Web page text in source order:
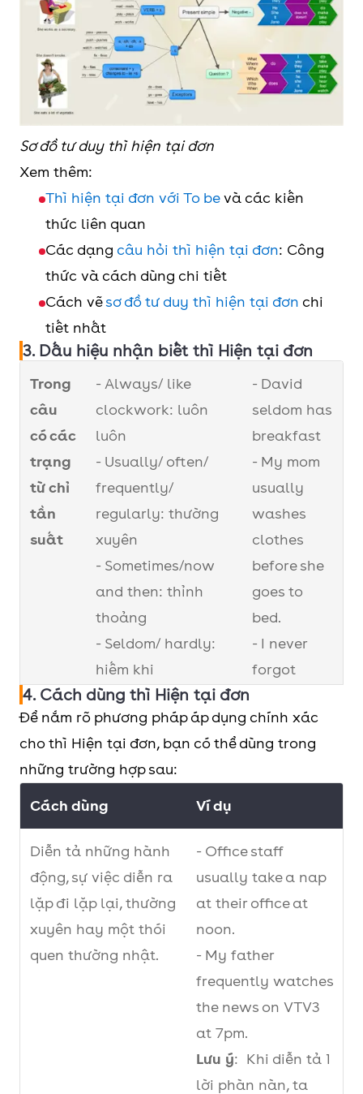
am/are/is.
- No, S + am
not/aren’t/isn’t.
không?)
Câu
hỏi
bắt
Wh- + do/does
(not) + S +
V(nguyên thể)
mother do? (Mẹ
Câu
hỏi
bắt
đầu
bằng
Wh-
Wh- +
am/are/is (not)
+ S + N/Adj?
Where are the
best place for
city? (Nơi tốt
nhất để đọc
sách trong
thành phố là ở
đâu?)
Sơ đồ tư duy thì hiện tại đơn
Xem thêm:
Thì hiện tại đơn với To bevà các kiến
thức liên quan
Các dạng câu hỏi thì hiện tại đơn: Công
thức và cách dùng chi tiết
Cách vẽsơ đồ tư duy thì hiện tại đơn chi
tiết nhất
3. Dấu hiệu nhận biết thì Hiện tại đơn
Trong
câu
có các
trạng
từ chỉ
tần
suất
- Always/ like
clockwork: luôn
luôn
- Usually/ often/
frequently/
regularly: thường
xuyên
- Sometimes/now
and then: thỉnh
thoảng
- Seldom/ hardly:
hiếm khi
- Never: không bao
giờ
- Generally: nhìn
chung
- David
seldom has
breakfast
- My mom
usually
washes
clothes
before she
goes to
bed.
- I never
forgot
trip.
câu
có các
cụm
từ chỉ
sự lặp
- Every day/ week/
month/ year: mỗi
ngày, mỗi tuần, mỗi
tháng, mỗi năm
- Daily/ weekly/
monthly/ quarterly/
yearly: hàng ngày,
hàng tuần, hàng
tháng, hàng quý,
for her
family
members
-
Vietnamese
people
reunion
yearly on
4. Cách dùng thì Hiện tại đơn
Để nắm rõ phương pháp áp dụng chính xác
cho thì Hiện tại đơn, bạn có thể dùng trong
những trường hợp sau:
Cách dùng Ví dụ
Diễn tả những hành
động, sự việc diễn ra
lặp đi lặp lại, thường
xuyên hay một thói
quen thường nhật.
- Office staff
usually take a nap
at their office at
noon.
- My father
frequently watches
the news on VTV3
at 7pm.
Lưu ý: Khi diễn tả 1
lời phàn nàn, ta